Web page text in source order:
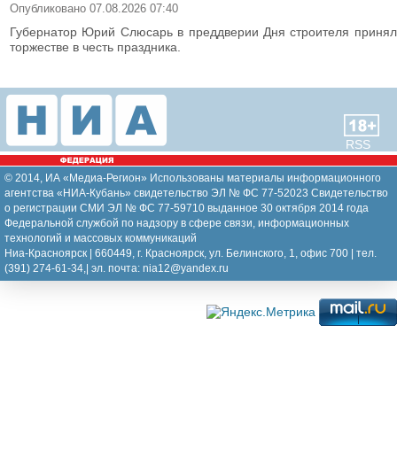
Опубликовано 07.08.2026 07:40
Губернатор Юрий Слюсарь в преддверии Дня строителя
торжестве в честь праздника.
RSS
© 2014, ИА «Медиа-Регион» Использованы материалы информационного
агентства «НИА-Кубань» свидетельство ЭЛ № ФС 77-52023 Свидетельство
о регистрации СМИ ЭЛ № ФС 77-59710 выданное 30 октября 2014 года
Федеральной службой по надзору в сфере связи, информационных
технологий и массовых коммуникаций
Ниа-Красноярск | 660449, г. Красноярск, ул. Белинского, 1, офис 700 | тел.
(391) 274-61-34,| эл. почта: nia12@yandex.ru